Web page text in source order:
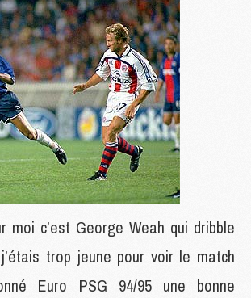
moi c’est George Weah qui dribble
trop jeune pour voir le match
Euro PSG 94/95 une bonne